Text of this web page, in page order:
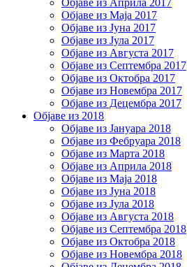
Објаве из Априла 2017
Објаве из Маја 2017
Објаве из Јуна 2017
Објаве из Јула 2017
Објаве из Августа 2017
Објаве из Септембра 2017
Објаве из Октобра 2017
Објаве из Новембра 2017
Објаве из Децембра 2017
Објаве из 2018
Објаве из Јануара 2018
Објаве из Фебруара 2018
Објаве из Марта 2018
Објаве из Априла 2018
Објаве из Маја 2018
Објаве из Јуна 2018
Објаве из Јула 2018
Објаве из Августа 2018
Објаве из Септембра 2018
Објаве из Октобра 2018
Објаве из Новембра 2018